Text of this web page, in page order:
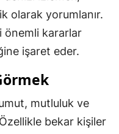
olarak yorumlanır.
önemli kararlar
işaret eder.
mutluluk ve
bekar kişiler